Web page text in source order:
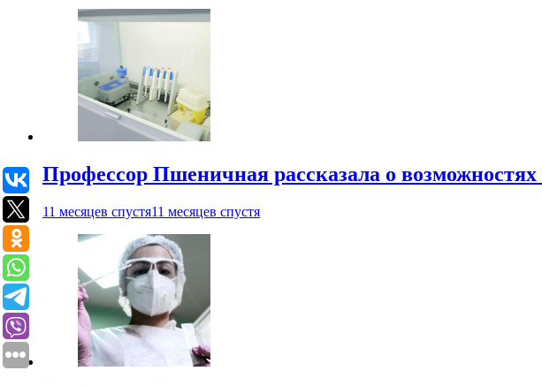
Профессор Пшеничная рассказала о
11 месяцев спустя11 месяцев спустя